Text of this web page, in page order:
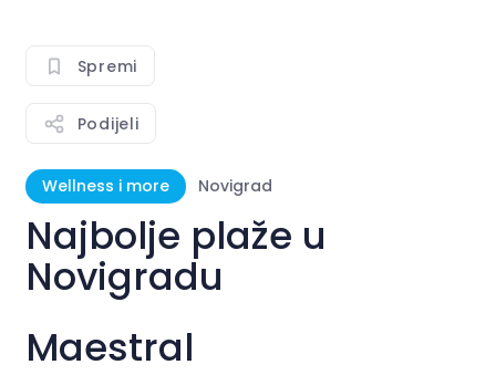
Spremi
Podijeli
Wellness i more Novigrad
Najbolje plaže u
Novigradu
Maestral